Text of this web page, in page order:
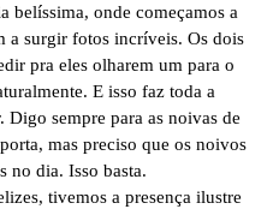
belíssima, onde começamos a
a surgir fotos incríveis. Os dois
pra eles olharem um para o
E isso faz toda a
sempre para as noivas de
mas preciso que os noivos
no dia. Isso basta.
tivemos a presença ilustre